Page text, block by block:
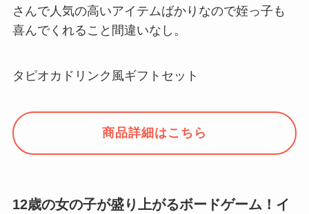
さんで人気の高いアイテムばかりなので姪っ子も
喜んでくれること間違いなし。
タピオカドリンク風ギフトセット
商品詳細はこちら
12歳の女の子が盛り上がるボードゲーム！イ